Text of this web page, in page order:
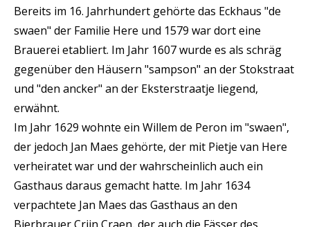
Bereits im 16. Jahrhundert gehörte das Eckhaus "de
swaen" der Familie Here und 1579 war dort eine
Brauerei etabliert. Im Jahr 1607 wurde es als schräg
gegenüber den Häusern "sampson" an der Stokstraat
und "den ancker" an der Eksterstraatje liegend,
erwähnt.
Im Jahr 1629 wohnte ein Willem de Peron im "swaen",
der jedoch Jan Maes gehörte, der mit Pietje van Here
verheiratet war und der wahrscheinlich auch ein
Gasthaus daraus gemacht hatte. Im Jahr 1634
verpachtete Jan Maes das Gasthaus an den